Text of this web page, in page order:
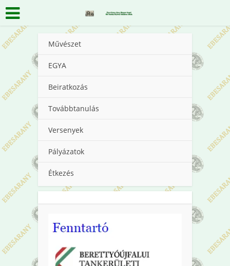
Művészet
EGYA
Beiratkozás
Továbbtanulás
Versenyek
Pályázatok
Étkezés